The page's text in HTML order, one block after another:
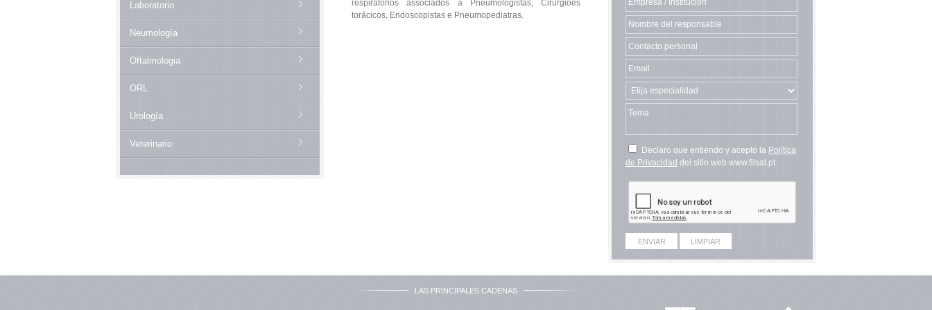
Laboratorio
Neumología
Oftalmologia
ORL
Urología
Veterinario
respiratórios associados a Pneumologistas, Cirurgiões
torácicos, Endoscopistas e Pneumopediatras.
Declaro que entiendo y acepto la Política
de Privacidad del sitio web www.filsat.pt
LAS PRINCIPALES CADENAS